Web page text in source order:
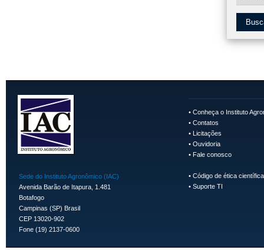
Sede do Instituto Agronômico (IAC)
Avenida Barão de Itapura, 1.481
Botafogo
Campinas (SP) Brasil
CEP 13020-902
Fone (19) 2137-0600
• Conheça o Instituto
• Contatos
• Licitações
• Ouvidoria
• Fale conosco
• Código de ética científica
• Suporte TI